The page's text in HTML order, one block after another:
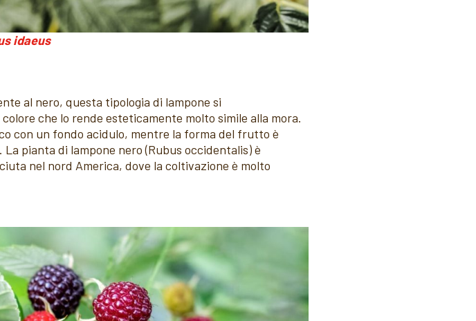
idaeus
al nero, questa tipologia di lampone si
che lo rende esteticamente molto simile alla mora.
con un fondo acidulo, mentre la forma del frutto è
pianta di lampone nero (Rubus occidentalis) è
nel nord America, dove la coltivazione è molto